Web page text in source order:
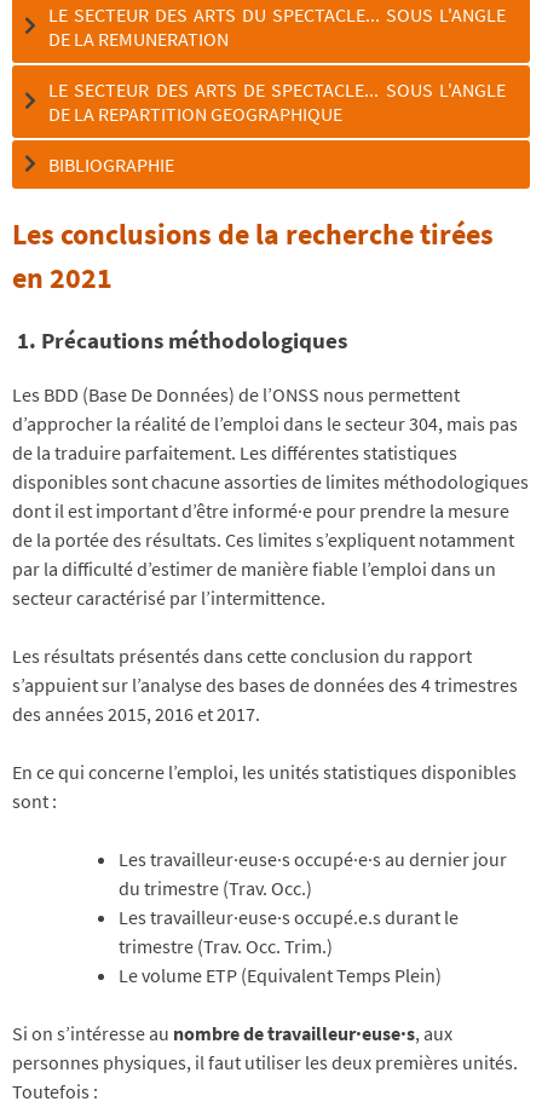
LE SECTEUR DES ARTS DU SPECTACLE... SOUS L'ANGLE
DE LA REMUNERATION
LE SECTEUR DES ARTS DE SPECTACLE... SOUS L'ANGLE
DE LA REPARTITION GEOGRAPHIQUE
BIBLIOGRAPHIE
Les conclusions de la recherche tirées
en 2021
1. Précautions méthodologiques
Les BDD (Base De Données) de l’ONSS nous permettent
d’approcher la réalité de l’emploi dans le secteur 304, mais pas
de la traduire parfaitement. Les différentes statistiques
disponibles sont chacune assorties de limites méthodologiques
dont il est important d’être informé·e pour prendre la mesure
de la portée des résultats. Ces limites s’expliquent notamment
par la difficulté d’estimer de manière fiable l’emploi dans un
secteur caractérisé par l’intermittence.
Les résultats présentés dans cette conclusion du rapport
s’appuient sur l’analyse des bases de données des 4 trimestres
des années 2015, 2016 et 2017.
En ce qui concerne l’emploi, les unités statistiques disponibles
sont :
Les travailleur·euse·s occupé·e·s au dernier jour
du trimestre (Trav. Occ.)
Les travailleur·euse·s occupé.e.s durant le
trimestre (Trav. Occ. Trim.)
Le volume ETP (Equivalent Temps Plein)
Si on s’intéresse au nombre de travailleur·euse·s, aux
personnes physiques, il faut utiliser les deux premières unités.
Toutefois :